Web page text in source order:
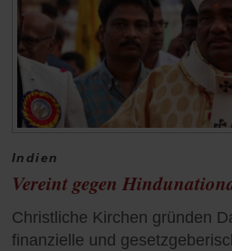
Indien
Vereint gegen
Christliche Kirchen gründen
finanzielle und